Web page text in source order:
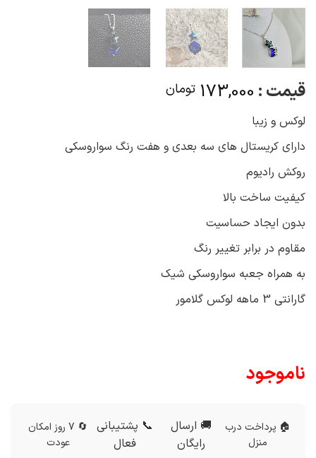
قیمت : 173,000 تومان
لوکس و زیبا
دارای کریستال های سه بعدی و هفت رنگ سواروسکی
روکش رادیوم
کیفیت ساخت بالا
بدون ایجاد حساسیت
مقاوم در برابر تغییر رنگ
به همراه جعبه سواروسکی شیک
گارانتی 3 ماهه لوکس گلامور
ناموجود
🏠 پرداخت درب
منزل
🚚 ارسال
رایگان
📞 پشتیبانی
فعال
🔄 7 روز امکان
عودت